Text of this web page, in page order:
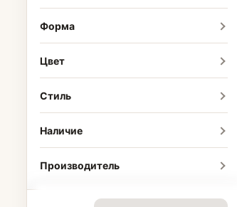
Форма
Цвет
Стиль
Наличие
Производитель